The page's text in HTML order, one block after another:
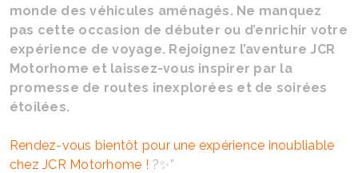
monde des véhicules aménagés. Ne manquez
pas cette occasion de débuter ou d’enrichir votre
expérience de voyage. Rejoignez l’aventure JCR
Motorhome et laissez-vous inspirer par la
promesse de routes inexplorées et de soirées
étoilées.
Rendez-vous bientôt pour une expérience inoubliable
chez JCR Motorhome ! ?✨”